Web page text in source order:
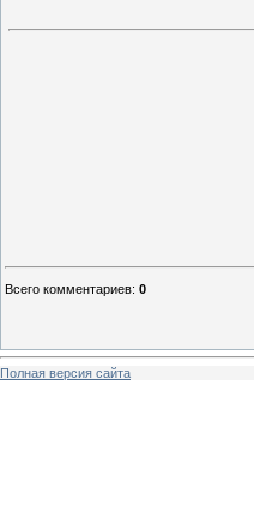
Всего комментариев: 0
Полная версия сайта